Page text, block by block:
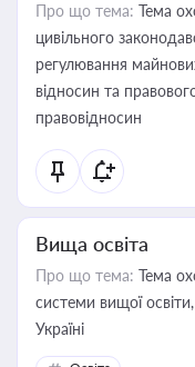
Про що тема: Тема
цивільного
регулювання
відносин та
правовідносин
Вища освіта
Про що тема: Тема
системи вищої освіти,
Україні